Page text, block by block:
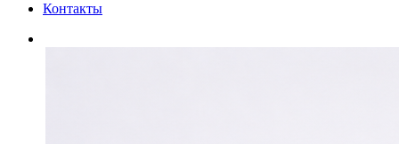
Контакты